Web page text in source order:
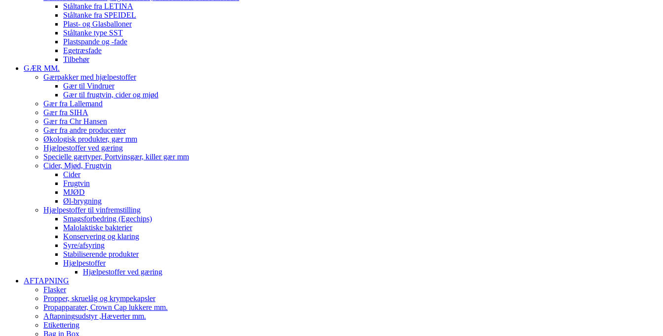
Ståltanke fra LETINA
Ståltanke fra SPEIDEL
Plast- og Glasballoner
Ståltanke type SST
Plastspande og -fade
Egetræsfade
Tilbehør
GÆR MM.
Gærpakker med hjælpestoffer
Gær til Vindruer
Gær til frugtvin, cider og mjød
Gær fra Lallemand
Gær fra SIHA
Gær fra Chr Hansen
Gær fra andre producenter
Økologisk produkter, gær mm
Hjælpestoffer ved gæring
Specielle gærtyper, Portvinsgær, killer gær mm
Cider, Mjød, Frugtvin
Cider
Frugtvin
MJØD
Øl-brygning
Hjælpestoffer til vinfremstilling
Smagsforbedring (Egechips)
Malolaktiske bakterier
Konservering og klaring
Syre/afsyring
Stabiliserende produkter
Hjælpestoffer
Hjælpestoffer ved gæring
AFTAPNING
Flasker
Propper, skruelåg og krympekapsler
Propapparater, Crown Cap lukkere mm.
Aftapningsudstyr ,Hæverter mm.
Etikettering
Bag in Box